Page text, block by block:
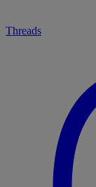
Threads